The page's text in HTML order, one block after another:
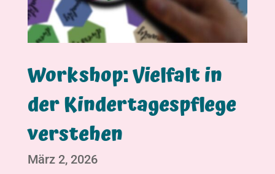
Workshop: Vielfalt in
der Kindertagespflege
verstehen
März 2, 2026